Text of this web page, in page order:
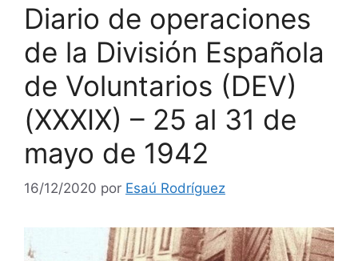
Diario de operaciones
de la División Española
de Voluntarios (DEV)
(XXXIX) – 25 al 31 de
mayo de 1942
16/12/2020 por Esaú Rodríguez